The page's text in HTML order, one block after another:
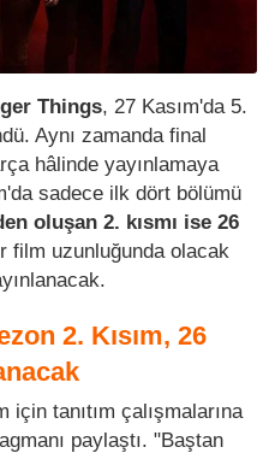
Things, 27 Kasım'da 5.
Aynı zamanda final
hâlinde yayınlamaya
sadece ilk dört bölümü
oluşan 2. kısmı ise 26
film uzunluğunda olacak
2. Kısım, 26
için tanıtım çalışmalarına
paylaştı. "Baştan